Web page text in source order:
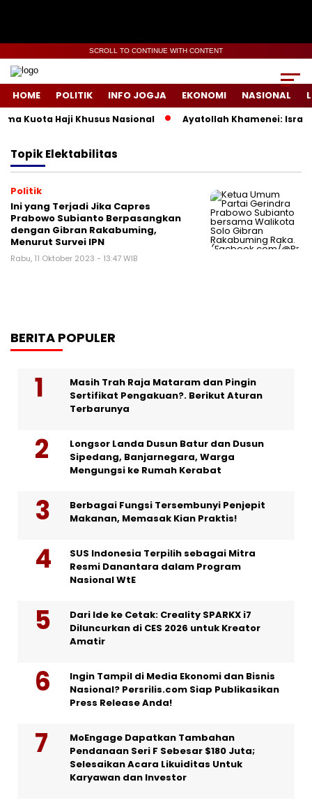
SCROLL TO CONTINUE WITH CONTENT
HOME POLITIK INFO JOGJA EKONOMI NASIONAL
Kuota Haji Khusus Nasional Ayatollah Khamenei: Israel
TopikElektabilitas
Politik
Ini yang Terjadi Jika Capres
Prabowo Subianto Berpasangkan
dengan Gibran Rakabuming,
Menurut Survei IPN
Rabu, 11 Oktober 2023 - 13:47 WIB
BERITA POPULER
Masih Trah Raja Mataram dan Pingin
Sertifikat Pengakuan?. Berikut Aturan
Terbarunya
Longsor Landa Dusun Batur dan Dusun
Sipedang, Banjarnegara, Warga
Mengungsi ke Rumah Kerabat
Berbagai Fungsi Tersembunyi Penjepit
Makanan, Memasak Kian Praktis!
SUS Indonesia Terpilih sebagai Mitra
Resmi Danantara dalam Program
Nasional WtE
Dari Ide ke Cetak: Creality SPARKX i7
Diluncurkan di CES 2026 untuk Kreator
Amatir
Ingin Tampil di Media Ekonomi dan Bisnis
Nasional? Persrilis.com Siap Publikasikan
Press Release Anda!
MoEngage Dapatkan Tambahan
Pendanaan Seri F Sebesar $180 Juta;
Selesaikan Acara Likuiditas Untuk
Karyawan dan Investor